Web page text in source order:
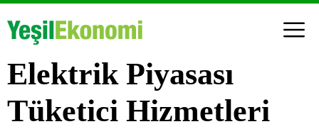
Elektrik Piyasası
Tüketici Hizmetleri